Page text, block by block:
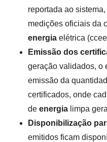
reportada ao
medições oficiais da
energia elétrica
Emissão dos
geração validados, o
emissão da
certificados, onde
de energia limpa
Disponibilização
emitidos ficam